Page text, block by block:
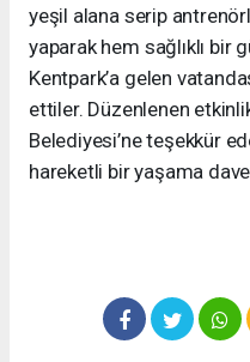
yeşil alana serip
yaparak hem sağlıklı bir
Kentpark’a gelen
ettiler. Düzenlenen
Belediyesi’ne teşekkür
hareketli bir yaşama